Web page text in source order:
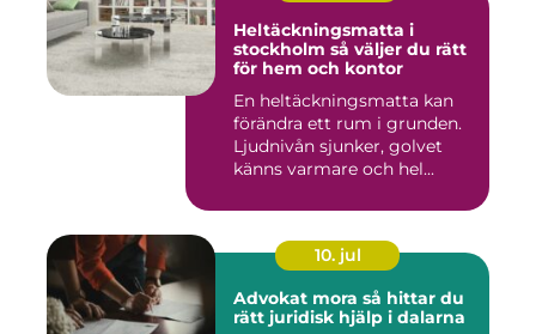
Heltäckningsmatta i
stockholm så väljer du rätt
för hem och kontor
En heltäckningsmatta kan
förändra ett rum i grunden.
Ljudnivån sjunker, golvet
känns varmare och hel...
10. jul
Advokat mora så hittar du
rätt juridisk hjälp i dalarna